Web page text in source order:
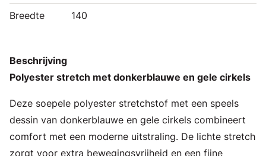
Breedte 140
Beschrijving
Polyester stretch met donkerblauwe en gele cirkels
Deze soepele polyester stretchstof met een speels
dessin van donkerblauwe en gele cirkels combineert
comfort met een moderne uitstraling. De lichte stretch
zorgt voor extra bewegingsvrijheid en een fijne